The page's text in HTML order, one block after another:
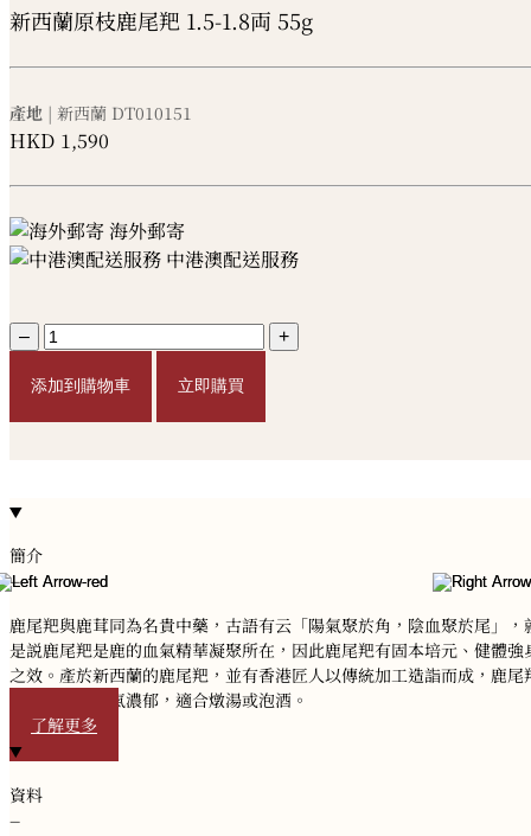
新西蘭原枝鹿尾羓 1.5-1.8両 55g
產地 | 新西蘭 DT010151
HKD 1,590
海外郵寄
中港澳配送服務
– +
添加到購物車 立即購買
簡介
−
鹿尾羓與鹿茸同為名貴中藥，古語有云「陽氣聚於角，陰血聚於尾」，
是説鹿尾羓是鹿的血氣精華凝聚所在，因此鹿尾羓有固本培元、健體強
之效。產於新西蘭的鹿尾羓，並有香港匠人以傳統加工造詣而成，鹿尾
色澤均勻，香氣濃郁，適合燉湯或泡酒。
了解更多
資料
−